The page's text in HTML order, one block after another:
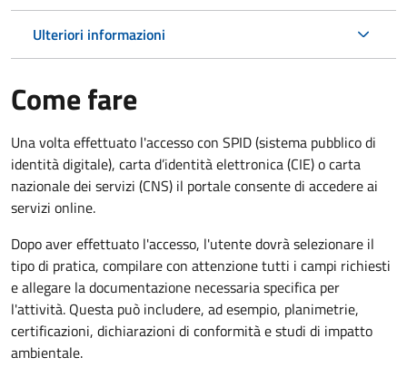
Ulteriori informazioni
Come fare
Una volta effettuato l'accesso con SPID (sistema pubblico di
identità digitale), carta d’identità elettronica (CIE) o carta
nazionale dei servizi (CNS) il portale consente di accedere ai
servizi online.
Dopo aver effettuato l'accesso, l'utente dovrà selezionare il
tipo di pratica, compilare con attenzione tutti i campi richiesti
e allegare la documentazione necessaria specifica per
l'attività. Questa può includere, ad esempio, planimetrie,
certificazioni, dichiarazioni di conformità e studi di impatto
ambientale.